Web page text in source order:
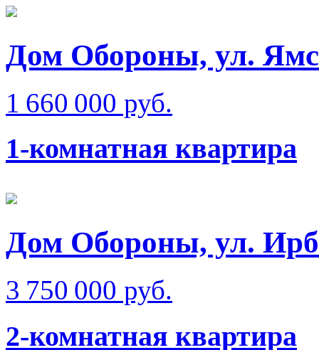
Дом Обороны, ул.
1 660 000 руб.
1-комнатная квартира
Дом Обороны, ул.
3 750 000 руб.
2-комнатная квартира